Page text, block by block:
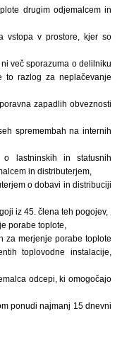
drugim odjemalcem in
vstopa v prostore, kjer so
več sporazuma o delilniku
razlog za neplačevanje
zapadlih obveznosti
spremembah na internih
lastninskih in statusnih
in distributerjem,
o dobavi in distribuciji
iz 45. člena teh pogojev,
porabe toplote,
za merjenje porabe toplote
toplovodne instalacije,
odcepi, ki omogočajo
ponudi najmanj 15 dnevni